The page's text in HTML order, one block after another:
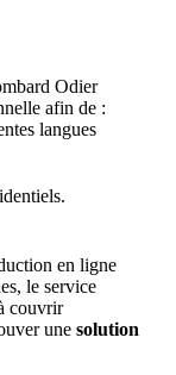
Odier
afin de :
langues
en ligne
le service
couvrir
une solution